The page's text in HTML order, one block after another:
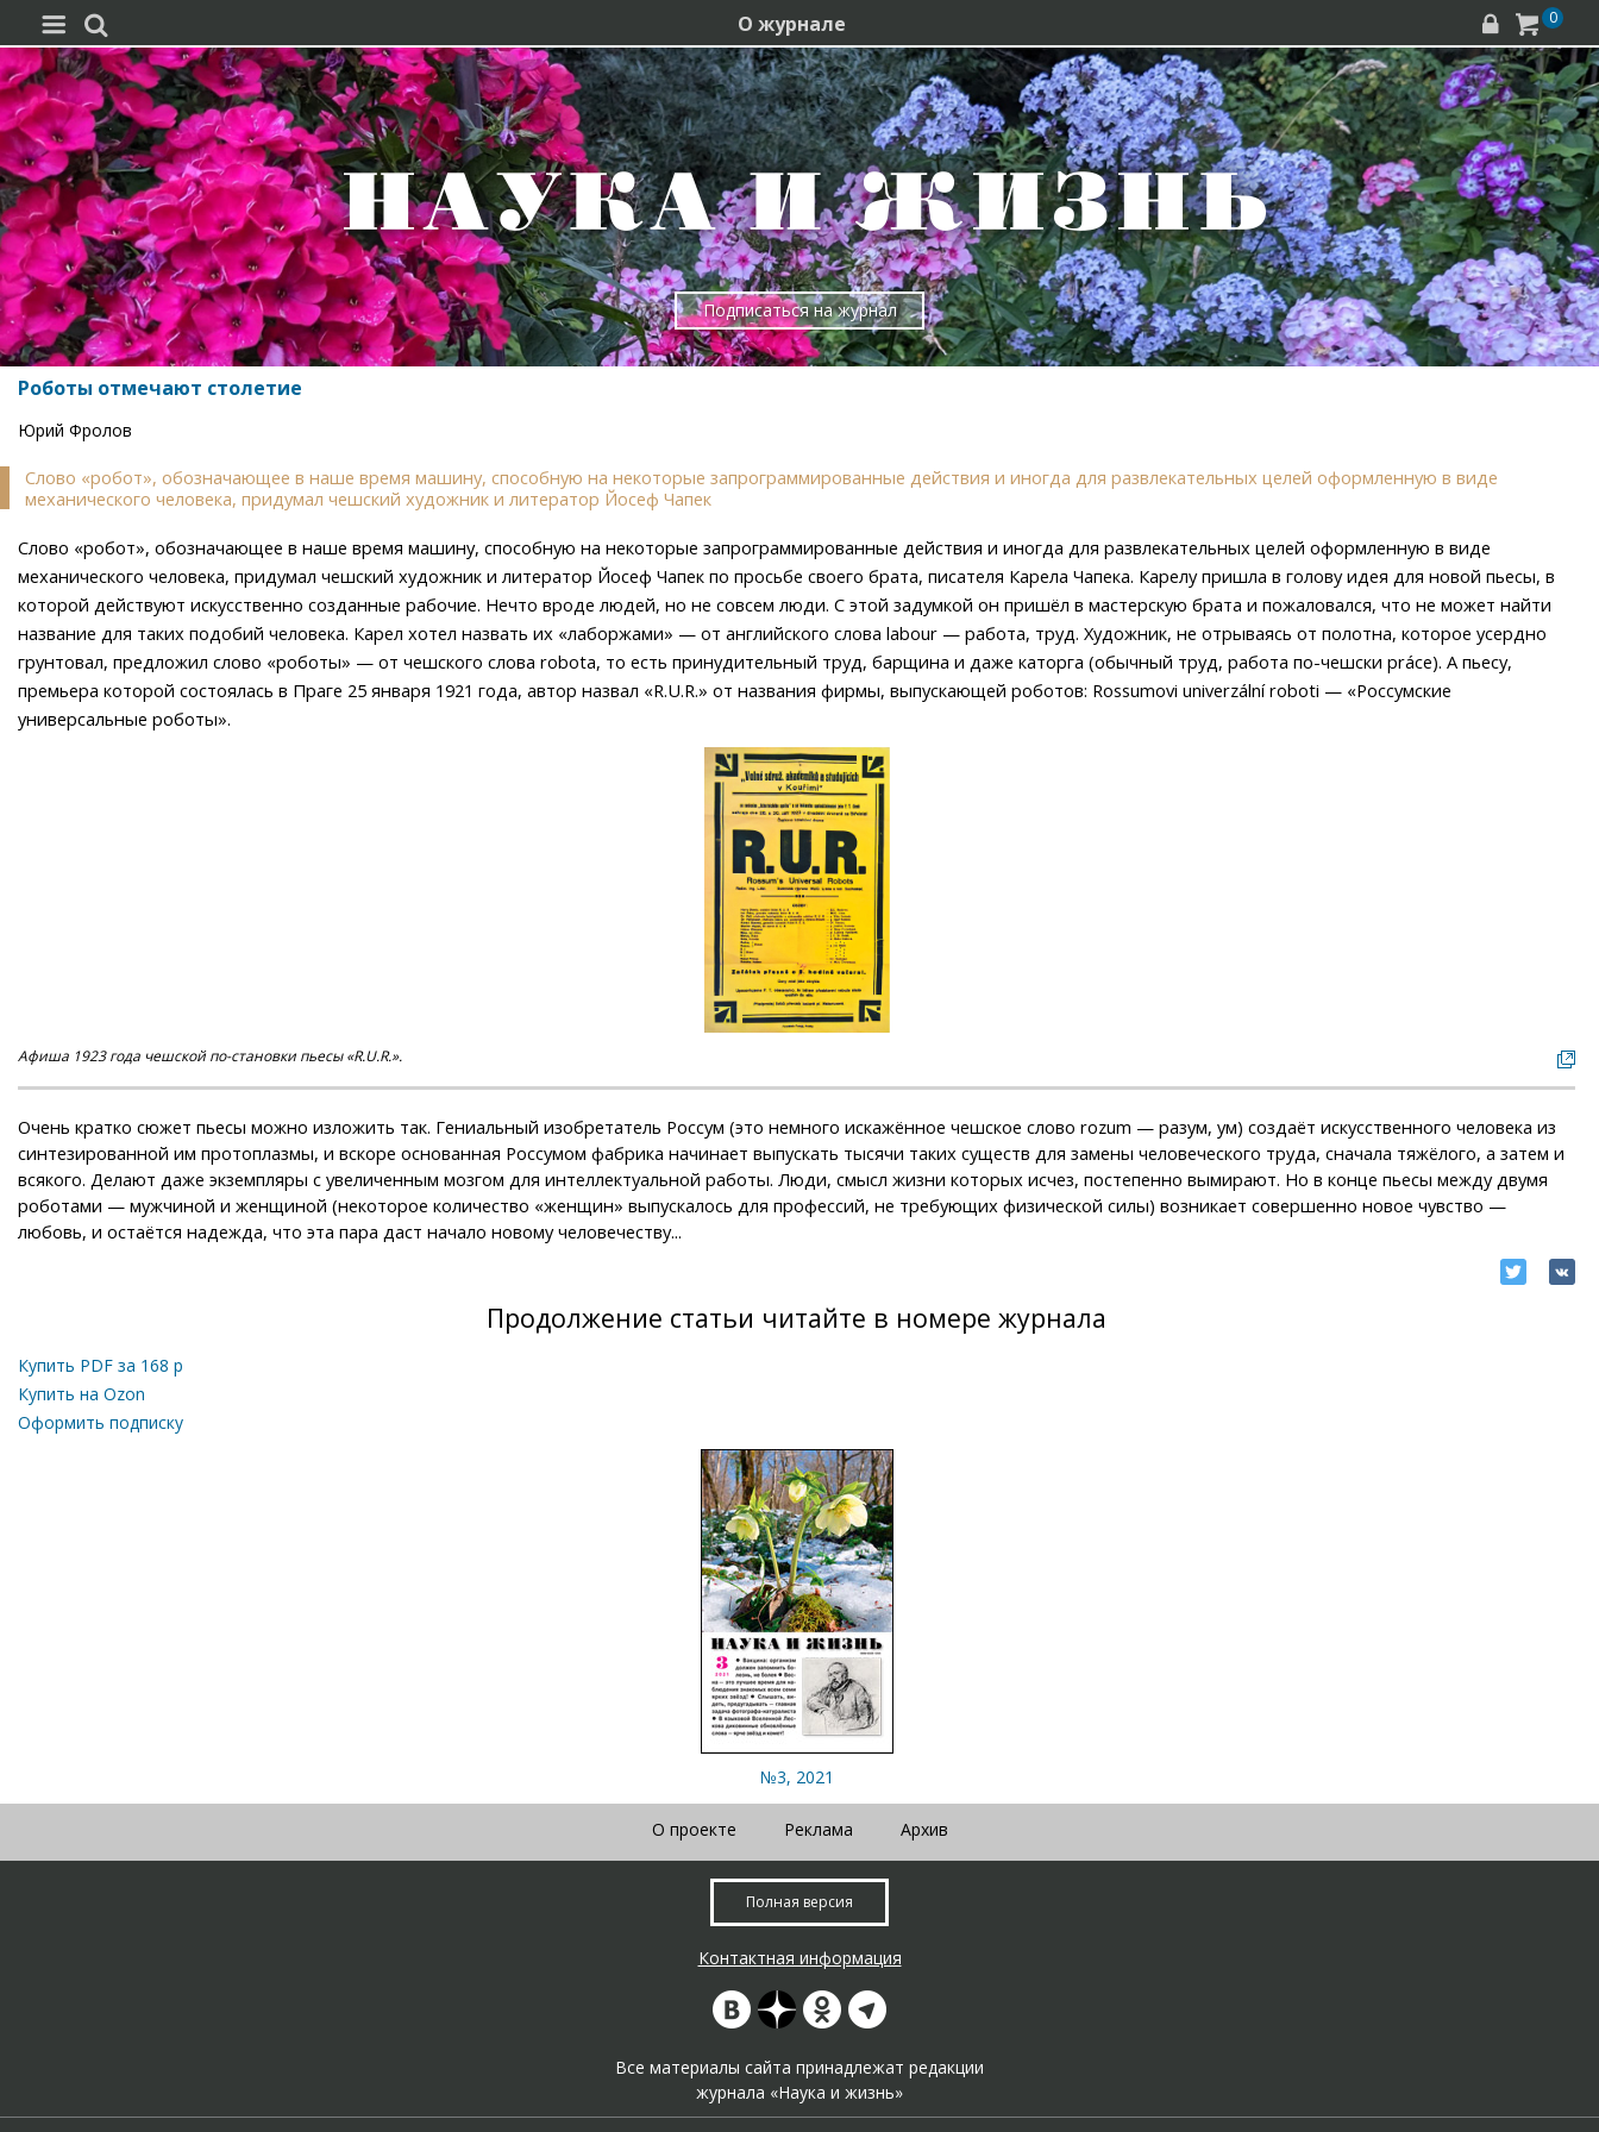
  О журнале   0
Подписаться на журнал
Роботы отмечают столетие
Юрий Фролов
Слово «робот», обозначающее в наше время машину, способную на некоторые запрограммированные действия и иногда для развлекательных целей оформленную в виде
механического человека, придумал чешский художник и литератор Йосеф Чапек
Слово «робот», обозначающее в наше время машину, способную на некоторые запрограммированные действия и иногда для развлекательных целей оформленную в виде
механического человека, придумал чешский художник и литератор Йосеф Чапек по просьбе своего брата, писателя Карела Чапека. Карелу пришла в голову идея для новой пьесы, в
которой действуют искусственно созданные рабочие. Нечто вроде людей, но не совсем люди. С этой задумкой он пришёл в мастерскую брата и пожаловался, что не может найти
название для таких подобий человека. Карел хотел назвать их «лаборжами» — от английского слова labour — работа, труд. Художник, не отрываясь от полотна, которое усердно
грунтовал, предложил слово «роботы» — от чешского слова robota, то есть принудительный труд, барщина и даже каторга (обычный труд, работа по-чешски práce). А пьесу,
премьера которой состоялась в Праге 25 января 1921 года, автор назвал «R.U.R.» от названия фирмы, выпускающей роботов: Rossumovi univerzální roboti — «Россумские
универсальные роботы».
Афиша 1923 года чешской по-становки пьесы «R.U.R.».
Очень кратко сюжет пьесы можно изложить так. Гениальный изобретатель Россум (это немного искажённое чешское слово rozum — разум, ум) создаёт искусственного человека из
синтезированной им протоплазмы, и вскоре основанная Россумом фабрика начинает выпускать тысячи таких существ для замены человеческого труда, сначала тяжёлого, а затем и
всякого. Делают даже экземпляры с увеличенным мозгом для интеллектуальной работы. Люди, смысл жизни которых исчез, постепенно вымирают. Но в конце пьесы между двумя
роботами — мужчиной и женщиной (некоторое количество «женщин» выпускалось для профессий, не требующих физической силы) возникает совершенно новое чувство —
любовь, и остаётся надежда, что эта пара даст начало новому человечеству...
Продолжение статьи читайте в номере журнала
Купить PDF за 168 р
Купить на Ozon
Оформить подписку
№3, 2021
О проекте Реклама Архив
Полная версия
Контактная информация
Все материалы сайта принадлежат редакции
журнала «Наука и жизнь»